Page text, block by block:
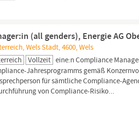
(all genders), Energie AG
Wels Stadt, 4600, Wels
Vollzeit eine:n Compliance
Jahresprogramms gemäß
für sämtliche Compliance-
von Compliance-Risiko...